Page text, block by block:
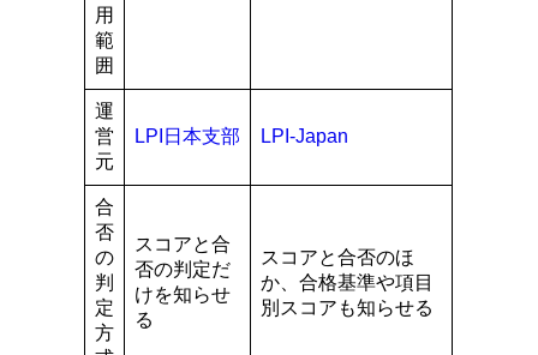
用
範
囲
運
営
元
LPI日本支部 LPI-Japan
合
否
の
判
定
方
スコアと合
否の判定だ
けを知らせ
る
スコアと合否のほ
か、合格基準や項目
別スコアも知らせる